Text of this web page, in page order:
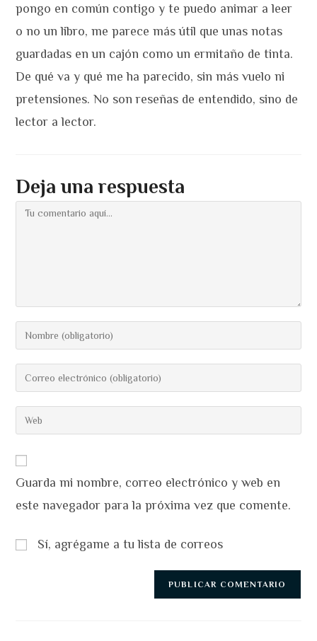
pongo en común contigo y te puedo animar a leer
o no un libro, me parece más útil que unas notas
guardadas en un cajón como un ermitaño de tinta.
De qué va y qué me ha parecido, sin más vuelo ni
pretensiones. No son reseñas de entendido, sino de
lector a lector.
Deja una respuesta
Comentario
Introduce
tu
nombre
de
usuario
para
Introduce
tu
dirección
para
Introduce
la
de
tu
web
Guarda mi nombre, correo electrónico y web en
este navegador para la próxima vez que comente.
Sí, agrégame a tu lista de correos